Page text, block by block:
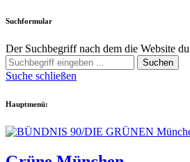
Suchformular
Der Suchbegriff nach dem die Website
Suchen
Suche schließen
Hauptmenü: